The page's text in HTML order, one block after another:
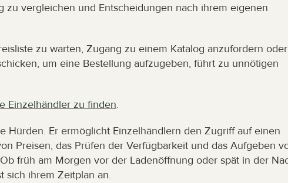
vergleichen und Entscheidungen nach ihrem eigenen
zu warten, Zugang zu einem Katalog anzufordern oder
um eine Bestellung aufzugeben, führt zu unnötigen
Einzelhändler zu finden.
Hürden. Er ermöglicht Einzelhändlern den Zugriff auf einen
Preisen, das Prüfen der Verfügbarkeit und das Aufgeben
früh am Morgen vor der Ladenöffnung oder spät in der
sich ihrem Zeitplan an.